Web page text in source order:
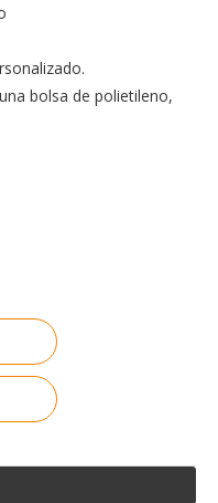
bolsa de polietileno,